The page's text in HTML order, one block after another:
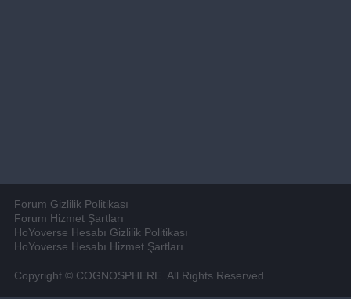
Forum Gizlilik Politikası
Forum Hizmet Şartları
HoYoverse Hesabı Gizlilik Politikası
HoYoverse Hesabı Hizmet Şartları
Copyright © COGNOSPHERE. All Rights Reserved.